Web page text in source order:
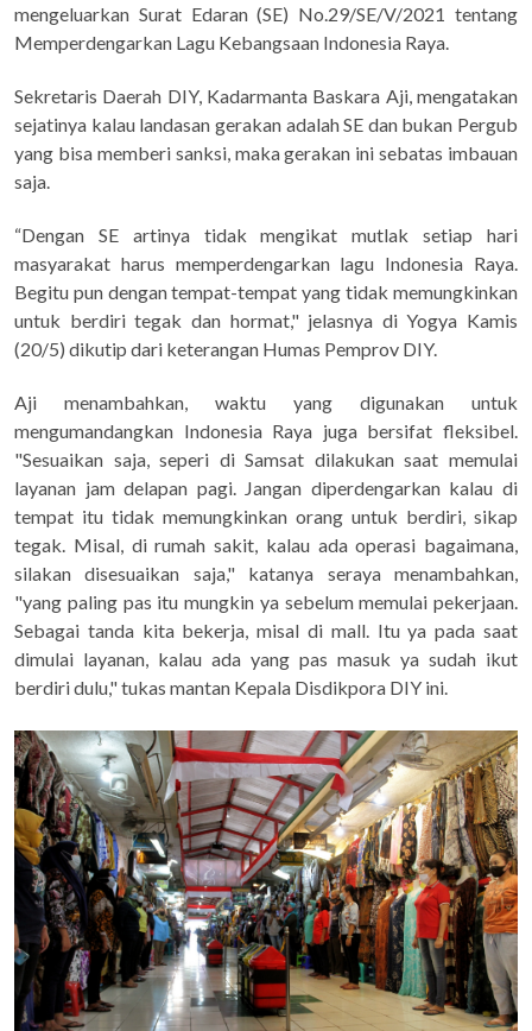
mengeluarkan Surat Edaran (SE) No.29/SE/V/2021 tentang
Memperdengarkan Lagu Kebangsaan Indonesia Raya.
Sekretaris Daerah DIY, Kadarmanta Baskara Aji, mengatakan
sejatinya kalau landasan gerakan adalah SE dan bukan Pergub
yang bisa memberi sanksi, maka gerakan ini sebatas imbauan
saja.
“Dengan SE artinya tidak mengikat mutlak setiap hari
masyarakat harus memperdengarkan lagu Indonesia Raya.
Begitu pun dengan tempat-tempat yang tidak memungkinkan
untuk berdiri tegak dan hormat," jelasnya di Yogya Kamis
(20/5) dikutip dari keterangan Humas Pemprov DIY.
Aji menambahkan, waktu yang digunakan untuk
mengumandangkan Indonesia Raya juga bersifat fleksibel.
"Sesuaikan saja, seperi di Samsat dilakukan saat memulai
layanan jam delapan pagi. Jangan diperdengarkan kalau di
tempat itu tidak memungkinkan orang untuk berdiri, sikap
tegak. Misal, di rumah sakit, kalau ada operasi bagaimana,
silakan disesuaikan saja," katanya seraya menambahkan,
"yang paling pas itu mungkin ya sebelum memulai pekerjaan.
Sebagai tanda kita bekerja, misal di mall. Itu ya pada saat
dimulai layanan, kalau ada yang pas masuk ya sudah ikut
berdiri dulu," tukas mantan Kepala Disdikpora DIY ini.